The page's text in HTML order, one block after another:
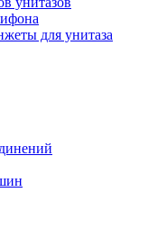
для унитаза